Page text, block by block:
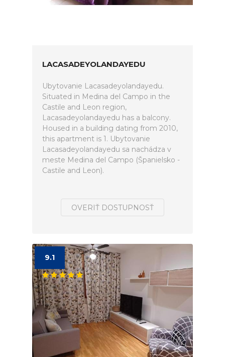
LACASADEYOLANDAYEDU
Ubytovanie Lacasadeyolandayedu.
Situated in Medina del Campo in the
Castile and Leon region,
Lacasadeyolandayedu has a balcony.
Housed in a building dating from 2010,
this apartment is 1. Ubytovanie
Lacasadeyolandayedu sa nachádza v
meste Medina del Campo (Španielsko -
Castile and Leon).
OVERIŤ DOSTUPNOSŤ
9.1